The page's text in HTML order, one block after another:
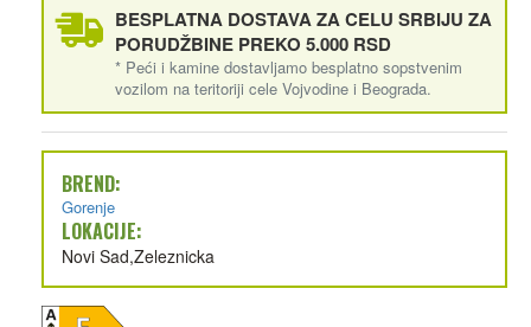
BESPLATNA DOSTAVA ZA CELU SRBIJU ZA
PORUDŽBINE PREKO 5.000 RSD
* Peći i kamine dostavljamo besplatno sopstvenim
vozilom na teritoriji cele Vojvodine i Beograda.
BREND:
Gorenje
LOKACIJE:
Novi Sad,Zeleznicka